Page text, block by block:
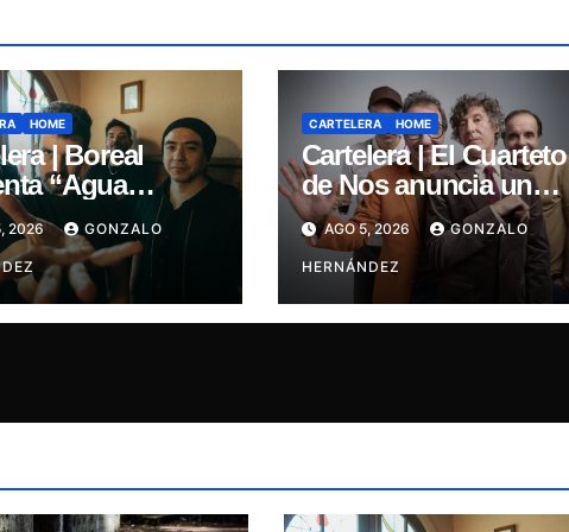
HOME
| Boreal
“Agua
un intenso
la pasión y
2026 GONZALO
CARTELERA HOME
Cartelera | El Cuarteto
de Nos anuncia un
show único e
irrepetible en el
Movistar Arena
AGO 5, 2026 GONZALO
HERNÁNDEZ